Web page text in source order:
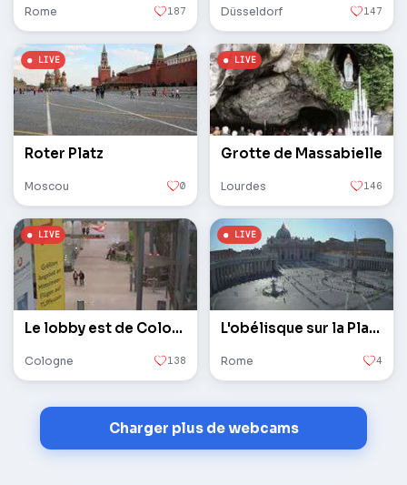
Rome 187 Düsseldorf 147
Roter Platz
Moscou 0
Grotte de Massabielle
Lourdes 146
Le lobby est de Cologne / Bonn
Cologne 138
L'obélisque sur la Place Saint-Pierre au Vatican
Rome 4
Charger plus de webcams